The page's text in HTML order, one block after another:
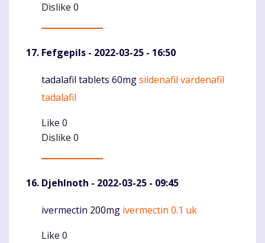
Dislike 0
Fefgepils - 2022-03-25 - 16:50
Komentaras
tadalafil tablets 60mgsildenafil vardenafil
tadalafil
Like 0
Dislike 0
DjehInoth - 2022-03-25 - 09:45
Komentaras
ivermectin 200mg ivermectin 0.1 uk
Like 0